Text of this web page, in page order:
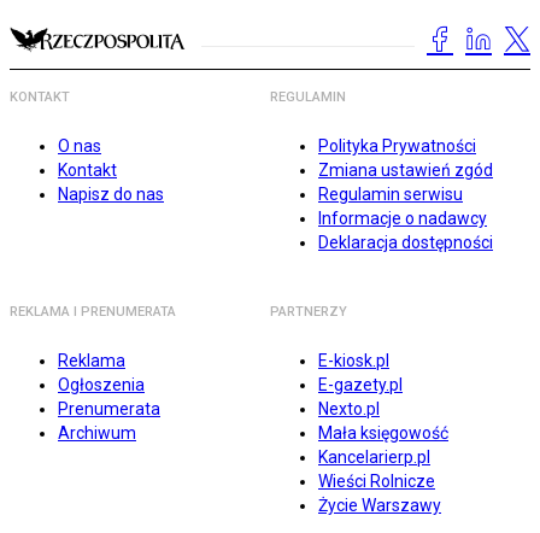
KONTAKT
O nas
Kontakt
Napisz do nas
REGULAMIN
Polityka Prywatności
Zmiana ustawień zgód
Regulamin serwisu
Informacje o nadawcy
Deklaracja dostępności
REKLAMA I PRENUMERATA
Reklama
Ogłoszenia
Prenumerata
Archiwum
PARTNERZY
E-kiosk.pl
E-gazety.pl
Nexto.pl
Mała księgowość
Kancelarierp.pl
Wieści Rolnicze
Życie Warszawy